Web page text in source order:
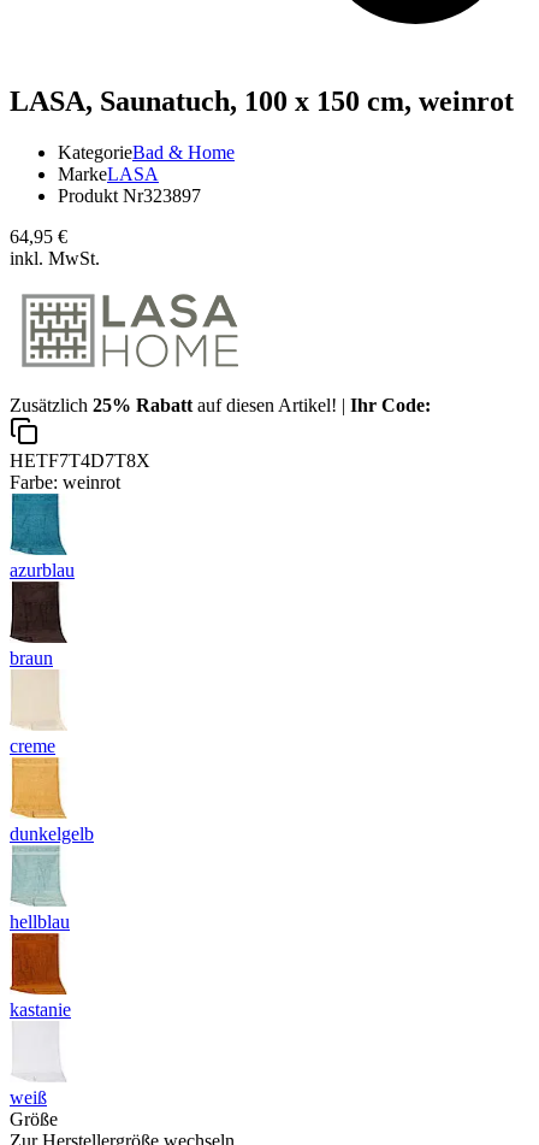
LASA, Saunatuch, 100 x 150 cm, weinrot
KategorieBad & Home
MarkeLASA
Produkt Nr323897
64,95 €
inkl. MwSt.
Zusätzlich 25% Rabatt auf diesen Artikel! | Ihr Code:
HETF7T4D7T8X
Farbe: weinrot
azurblau
braun
creme
dunkelgelb
hellblau
kastanie
weiß
Größe
Zur Herstellergröße wechseln